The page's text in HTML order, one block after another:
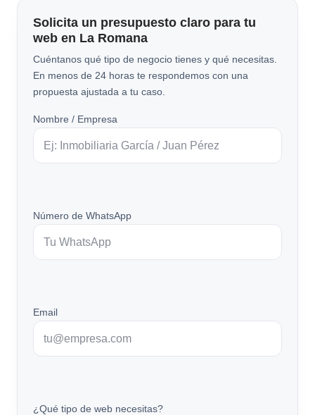
Solicita un presupuesto claro para tu
web en La Romana
Cuéntanos qué tipo de negocio tienes y qué necesitas.
En menos de 24 horas te respondemos con una
propuesta ajustada a tu caso.
Nombre / Empresa
Número de WhatsApp
Email
¿Qué tipo de web necesitas?